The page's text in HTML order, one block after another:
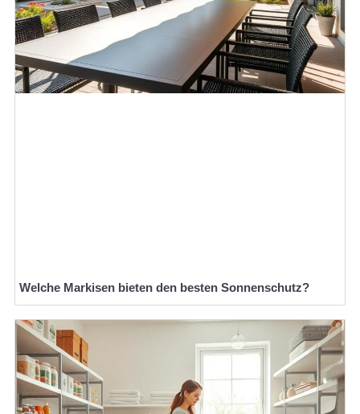
Welche Markisen bieten den besten Sonnenschutz?